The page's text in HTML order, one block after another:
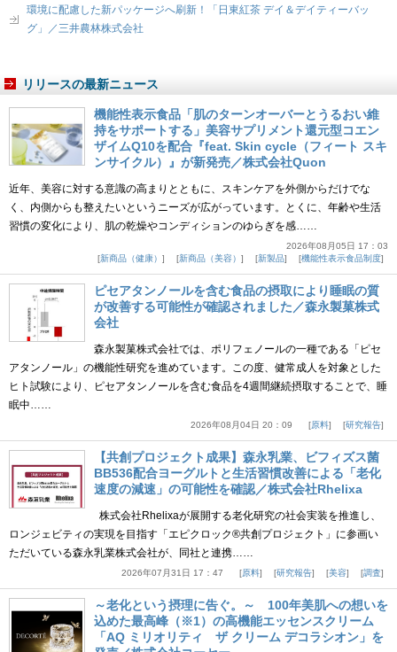
環境に配慮した新パッケージへ刷新！「日東紅茶 デイ＆デイティーバッ
グ」／三井農林株式会社
リリースの最新ニュース
機能性表示食品「肌のターンオーバーとうるおい維
持をサポートする」美容サプリメント還元型コエン
ザイムQ10を配合『feat. Skin cycle（フィート スキ
ンサイクル）』が新発売／株式会社Quon
近年、美容に対する意識の高まりとともに、スキンケアを外側からだけでな
く、内側からも整えたいというニーズが広がっています。とくに、年齢や生活
習慣の変化により、肌の乾燥やコンディションのゆらぎを感……
2026年08月05日 17：03
新商品（健康）
新商品（美容） 新製品 機能性表示食品制度
ピセアタンノールを含む食品の摂取により睡眠の質
が改善する可能性が確認されました／森永製菓株式
会社
森永製菓株式会社では、ポリフェノールの一種である「ピセ
アタンノール」の機能性研究を進めています。この度、健常成人を対象とした
ヒト試験により、ピセアタンノールを含む食品を4週間継続摂取することで、睡
眠中……
2026年08月04日 20：09 原料 研究報告
【共創プロジェクト成果】森永乳業、ビフィズス菌
BB536配合ヨーグルトと生活習慣改善による「老化
速度の減速」の可能性を確認／株式会社Rhelixa
株式会社Rhelixaが展開する老化研究の社会実装を推進し、
ロンジェビティの実現を目指す「エピクロック®共創プロジェクト」に参画い
ただいている森永乳業株式会社が、同社と連携……
2026年07月31日 17：47 原料 研究報告 美容 調査
～老化という摂理に告ぐ。～ 100年美肌への想いを
込めた最高峰（※1）の高機能エッセンスクリーム
「AQ ミリオリティ ザ クリーム デコラシオン」を